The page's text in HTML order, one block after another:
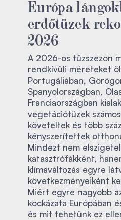
Európa
erdőtüzek
2026
A 2026-os tűzszezon
rendkívüli méreteket
Portugáliában,
Spanyolországban,
Franciaországban
vegetációtüzek
követeltek és több
kényszerítettek
Mindezt nem
katasztrófákként,
klímaváltozás egyre
következményeiként
Miért egyre nagyobb
kockázata Európában
és mit tehetünk ez